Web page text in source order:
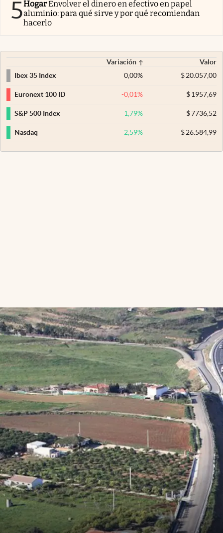
5HogarEnvolver el dinero en efectivo en papel
aluminio: para qué sirve y por qué recomiendan
hacerlo
Variación
Valor
Ibex 35 Index
0,00% $20.057,00
Euronext 100 ID -0,01% $1957,69
S&P 500 Index 1,79% $7736,52
Nasdaq 2,59% $26.584,99